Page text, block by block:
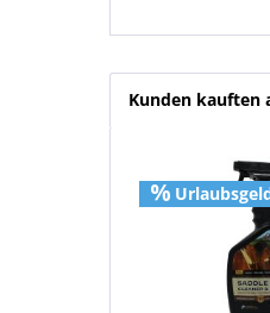
Kunden kauften